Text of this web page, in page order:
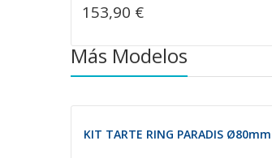
153,90 €
Más Modelos
KIT TARTE RING PARADIS Ø80mm